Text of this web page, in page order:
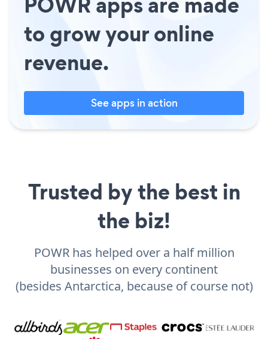
to grow your online
revenue.
See apps in action
Trusted by the best in
the biz!
POWR has helped over a half million
businesses on every continent
(besides Antarctica, because of course not)